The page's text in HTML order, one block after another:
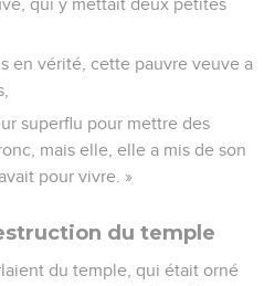
qui y mettait deux petites
en vérité, cette pauvre veuve a
superflu pour mettre des
mais elle, elle a mis de son
pour vivre. »
du temple
du temple, qui était orné